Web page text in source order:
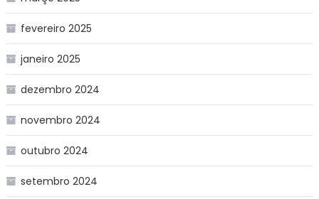
fevereiro 2025
janeiro 2025
dezembro 2024
novembro 2024
outubro 2024
setembro 2024